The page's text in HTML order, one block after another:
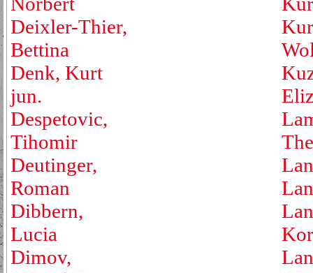
Deixler-Thier,
Bettina
Denk, Kurt
jun.
Despetovic,
Tihomir
Deutinger,
Roman
Dibbern,
Lucia
Dimov,